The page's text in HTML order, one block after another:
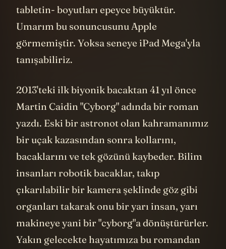
tabletin- boyutları epeyce büyüktür.
Umarım bu sonuncusunu Apple
görmemiştir. Yoksa seneye iPad Mega'yla
tanışabiliriz.
2013'teki ilk biyonik bacaktan 41 yıl önce
Martin Caidin "Cyborg" adında bir roman
yazdı. Eski bir astronot olan kahramanımız
bir uçak kazasından sonra kollarını,
bacaklarını ve tek gözünü kaybeder. Bilim
insanları robotik bacaklar, takıp
çıkarılabilir bir kamera şeklinde göz gibi
organları takarak onu bir yarı insan, yarı
makineye yani bir "cyborg"a dönüştürürler.
Yakın gelecekte hayatımıza bu romandan